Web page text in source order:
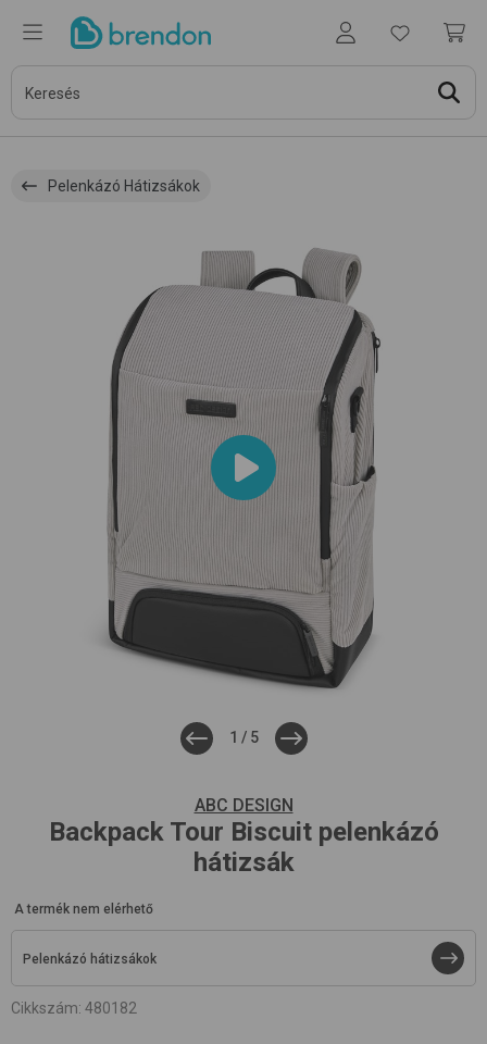
Pelenkázó Hátizsákok
1 / 5
ABC DESIGN
Backpack Tour Biscuit pelenkázó
hátizsák
A termék nem elérhető
Pelenkázó hátizsákok
Cikkszám: 480182